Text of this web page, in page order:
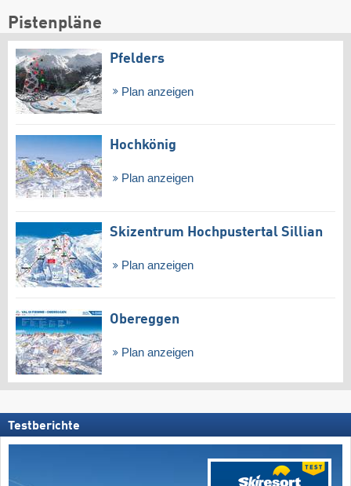
Pistenpläne
Pfelders
Plan anzeigen
Hochkönig
Plan anzeigen
Skizentrum Hochpustertal Sillian
Plan anzeigen
Obereggen
Plan anzeigen
Testberichte